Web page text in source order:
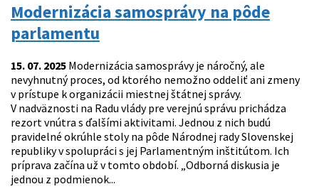
Modernizácia samosprávy na pôde
parlamentu
15. 07. 2025 Modernizácia samosprávy je náročný, ale
nevyhnutný proces, od ktorého nemožno oddeliť ani zmeny
v prístupe k organizácii miestnej štátnej správy.
V nadväznosti na Radu vlády pre verejnú správu prichádza
rezort vnútra s ďalšími aktivitami. Jednou z nich budú
pravidelné okrúhle stoly na pôde Národnej rady Slovenskej
republiky v spolupráci s jej Parlamentným inštitútom. Ich
príprava začína už v tomto období. „Odborná diskusia je
jednou z podmienok...